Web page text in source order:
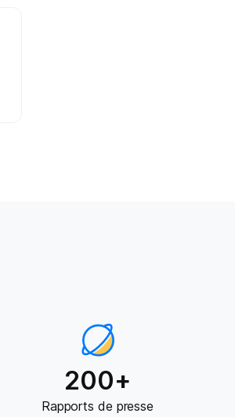
200+
Rapports de presse